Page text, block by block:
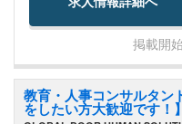
ンディングの
ャーの構築 ・
籍を問わずメ
価制度・報酬
ドを持つ社員
化の浸透施策
掲載開
教育・人事コンサルタン
をしたい方大歓迎です！】